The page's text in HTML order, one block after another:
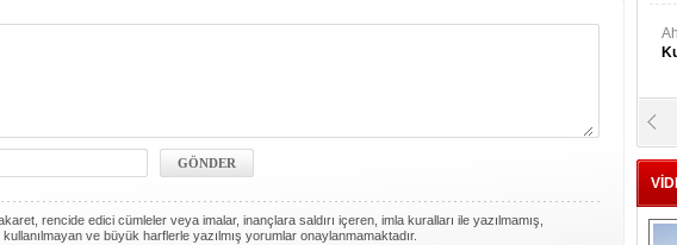
rencide edici cümleler veya imalar, inançlara saldırı içeren, imla kuralları ile yazılmamış,
ve büyük harflerle yazılmış yorumlar onaylanmamaktadır.